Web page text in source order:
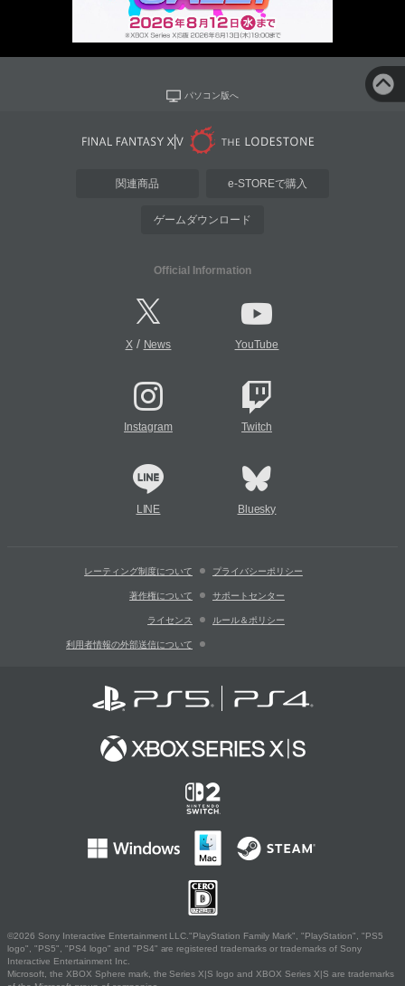
パソコン版へ
関連商品 e-STOREで購入
ゲームダウンロード
Official Information
X/ News YouTube
Instagram Twitch
LINE Bluesky
レーティング制度について プライバシーポリシー
著作権について サポートセンター
ライセンス ルール＆ポリシー
利用者情報の外部送信について
©2026 Sony Interactive Entertainment LLC."PlayStation Family Mark", "PlayStation", "PS5
logo", "PS5", "PS4 logo" and "PS4" are registered trademarks or trademarks of Sony
Interactive Entertainment Inc.
Microsoft, the XBOX Sphere mark, the Series X|S logo and XBOX Series X|S are trademarks